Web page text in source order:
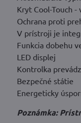
Kryt Cool-Touch
Ochrana proti
V prístroji je
Funkcia dobehu
LED displej
Kontrolka
Bezpečné státie
Energeticky
Poznámka: